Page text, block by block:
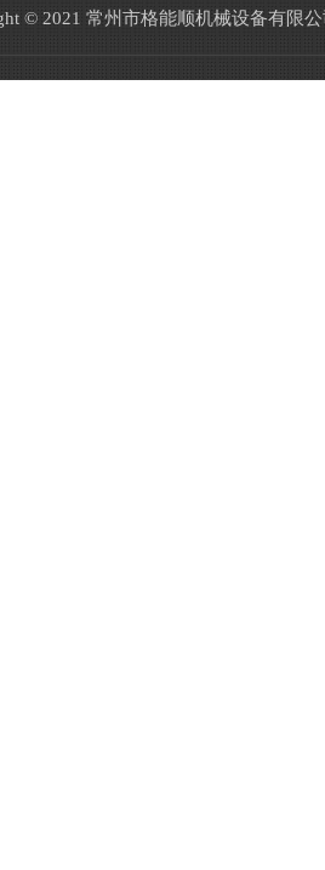
© 2021 常州市格能顺机械设备有限